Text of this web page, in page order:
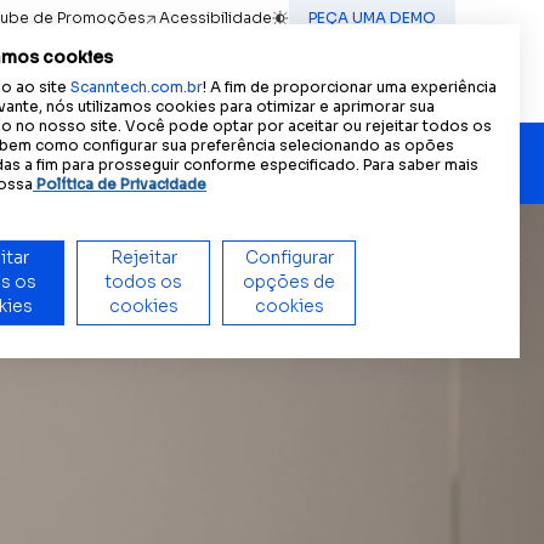
de Promoções Acessibilidade
PEÇA UMA DEMO
acessível:Tamanho do texto
Nossas lideranças
Conheça o time que lidera a
mais.
Contato (IN) MOTION
PT
ES
EN
cookies
ao site Scanntech.com.br! A fim de proporcionar uma experiência
nós utilizamos cookies para otimizar e aprimorar sua
no nosso site. Você pode optar por aceitar ou rejeitar todos os
como configurar sua preferência selecionando as opões
a fim para prosseguir conforme especificado. Para saber mais
Política de Privacidade
os
Rejeitar
todos os
cookies
Configurar
opções de
cookies